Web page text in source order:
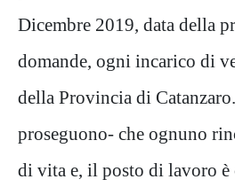
Dicembre 2019, data della
domande, ogni incarico di
della Provincia di
proseguono- che ognuno
di vita e, il posto di lavoro è